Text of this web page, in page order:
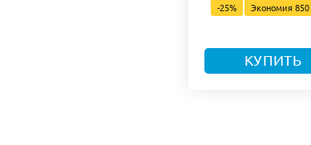
-25%
Экономия850
КУПИТЬ